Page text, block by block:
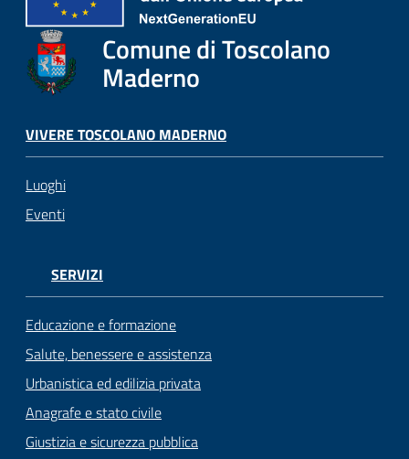
Comune di Toscolano
Maderno
VIVERE TOSCOLANO MADERNO
Luoghi
Eventi
SERVIZI
Educazione e formazione
Salute, benessere e assistenza
Urbanistica ed edilizia privata
Anagrafe e stato civile
Giustizia e sicurezza pubblica